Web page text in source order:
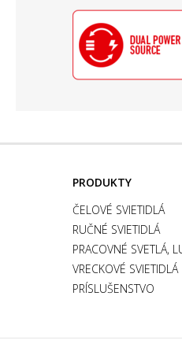
PRODUKTY
ČELOVÉ SVIETIDLÁ
RUČNÉ SVIETIDLÁ
PRACOVNÉ SVETLÁ,
VRECKOVÉ SVIETIDLÁ
PRÍSLUŠENSTVO